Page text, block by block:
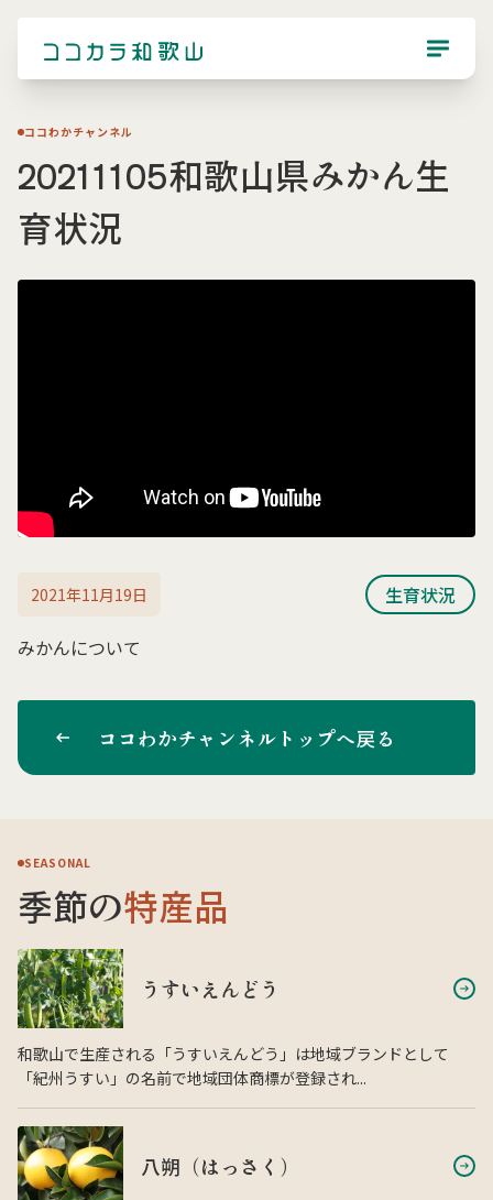
ココわかチャンネル
20211105和歌山県みかん生
育状況
2021年11月19日
生育状況
みかんについて
ココわかチャンネルトップへ戻る
SEASONAL
季節の特産品
うすいえんどう
和歌山で生産される「うすいえんどう」は地域ブランドとして
「紀州うすい」の名前で地域団体商標が登録され...
八朔（はっさく）